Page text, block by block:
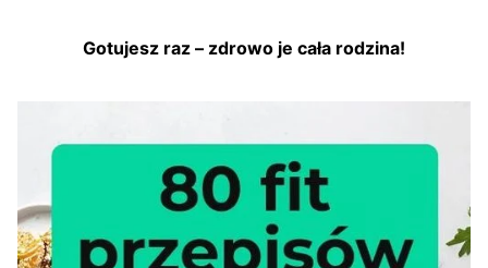
Gotujesz raz – zdrowo je cała rodzina!